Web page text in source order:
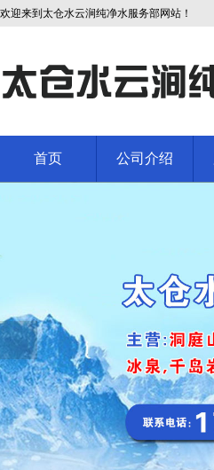
欢迎来到太仓水云涧纯净水服务部网站！
首页 公司介绍